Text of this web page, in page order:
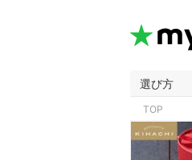
選び方
TOP